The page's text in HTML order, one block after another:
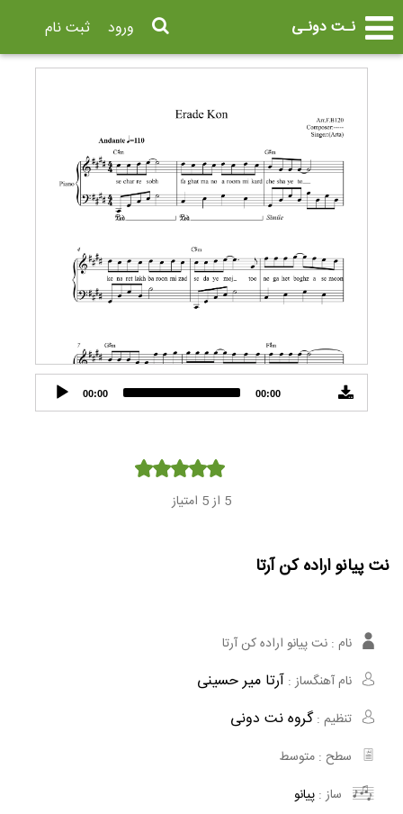
نـت دونـی ثبت نام ورود
Audio
Player
00:00 00:00
5 از 5 امتیاز
نت پیانو اراده کن آرتا
نام : نت پیانو اراده کن آرتا
نام آهنگساز : آرتا میر حسینی
تنظیم :گروه نت دونی
سطح : متوسط
ساز : پیانو